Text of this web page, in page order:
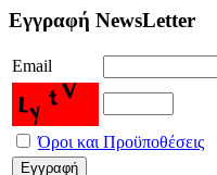
Εγγραφή NewsLetter
Email
Όροι και Προϋποθέσεις